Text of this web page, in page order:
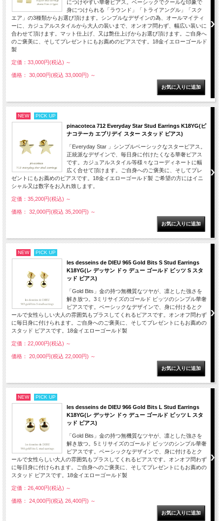
につけやすい華奢ピアス。ベーシックでクールな印象で
身につけられる「ラウンド」「トライアングル」「スク
エア」の3種類からお選び頂けます。シンプルなデザインの為、オールマイティ
ーに、カジュアルスタイルから大人の装いまで、オンオフ問わず、幅広い装いに
合わせて頂けます。マット仕上げ、又は艶仕上げからお選び頂けます。ご自身へ
のご褒美に、そしてプレゼントにもお薦めのピアスです。18金イエローゴールド
製
定価：33,000円(税込) ～
価格： 30,000円(税込 33,000円) ～
NEW PICK UP
pinacoteca 712 Everyday Star Stud Earrings K18YG(ピ
ナコテーカ エブリデイ スター スタッド ピアス)
「Everyday Star 」シンプルベーシックなスターピアス。
正統派なデザインで、毎日身に付けたくなる華奢ピアス
です。カジュアルスタイル等様々なコーディネートに幅
広く合せて頂けます。ご自身へのご褒美に、そしてプレ
ゼントにもお薦めのピアスです。18金イエローゴールド製 ご希望の方にはイニ
シャル又は数字をお入れ致します。
定価：35,200円(税込) ～
価格： 32,000円(税込 35,200円) ～
NEW PICK UP
les desseins de DIEU 965 Gold Bits S Stud Earrings
K18YG(レ デッサン ドゥ デュー ゴールド ビッツ S スタ
ッド ピアス)
「Gold Bits」金の持つ無機質なツヤが、凛とした強さを
解き放つ。3ミリサイズのゴールド ビッツのシンプル華奢
ピアスです。ベーシックなデザインで、身に付けるとク
ールで女性らしい大人の雰囲気もプラスしてくれるピアスです。オンオフ問わず
に毎日身に付けられます。ご自身へのご褒美に、そしてプレゼントにもお薦めの
スタッド ピアスです。18金イエローゴールド製
定価：22,000円(税込) ～
価格： 20,000円(税込 22,000円) ～
NEW PICK UP
les desseins de DIEU 966 Gold Bits L Stud Earrings
K18YG(レ デッサン ドゥ デュー ゴールド ビッツ L スタ
ッド ピアス)
「Gold Bits」金の持つ無機質なツヤが、凛とした強さを
解き放つ。5ミリサイズのゴールド ビッツのシンプル華奢
ピアスです。ベーシックなデザインで、身に付けるとク
ールで女性らしい大人の雰囲気もプラスしてくれるピアスです。オンオフ問わず
に毎日身に付けられます。ご自身へのご褒美に、そしてプレゼントにもお薦めの
スタッド ピアスです。18金イエローゴールド製
定価：26,400円(税込) ～
価格： 24,000円(税込 26,400円) ～